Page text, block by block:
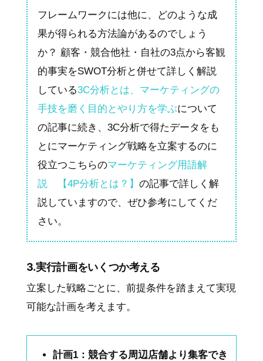
フレームワークには他に、どのような成
果が得られる方法論があるのでしょう
か？ 顧客・競合他社・自社の3点から客観
的事実をSWOT分析と併せて詳しく解説
している3C分析とは、マーケティングの
手技を磨く目的とやり方を学ぶについて
の記事に続き、3C分析で得たデータをも
とにマーケティング戦略を立案するのに
役立つこちらのマーケティング用語解
説 【4P分析とは？】 の記事で詳しく解
説していますので、ぜひ参考にしてくだ
さい。
3.実行計画をいくつか考える
立案した戦略ごとに、前提条件を踏まえて実現
可能な計画を考えます。
計画1：競合する周辺店舗より集客でき